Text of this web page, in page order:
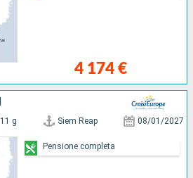
4 174 €
11 g Siem Reap 08/01/2027
Pensione completa